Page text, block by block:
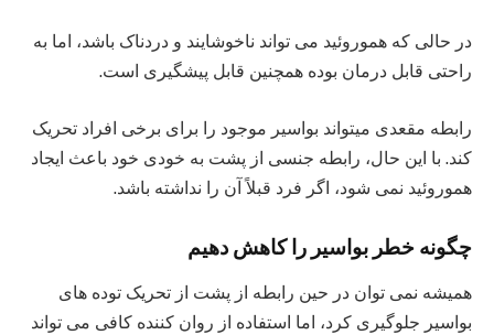
در حالی که هموروئید می تواند ناخوشایند و دردناک باشد، اما به
راحتی قابل درمان بوده همچنین قابل پیشگیری است.
رابطه مقعدی میتواند بواسیر موجود را برای برخی افراد تحریک
کند. با این حال، رابطه جنسی از پشت به خودی خود باعث ایجاد
هموروئید نمی شود، اگر فرد قبلاً آن را نداشته باشد.
چگونه خطر بواسیر را کاهش دهیم
همیشه نمی توان در حین رابطه از پشت از تحریک توده های
بواسیر جلوگیری کرد، اما استفاده از روان کننده کافی می تواند